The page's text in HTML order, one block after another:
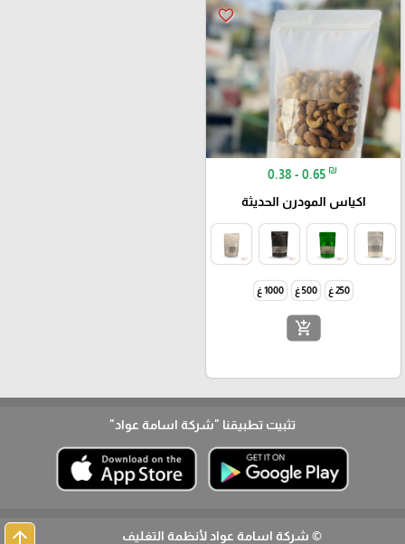
favorite_border
0.38 - 0.65 ₪
اكياس المودرن الحديثة
250 غ 500 غ 1000 غ
add_shopping_cart
تثبيت تطبيقنا "شركة اسامة عواد"
© شركة اسامة عواد لأنظمة التغليف arrow_upward